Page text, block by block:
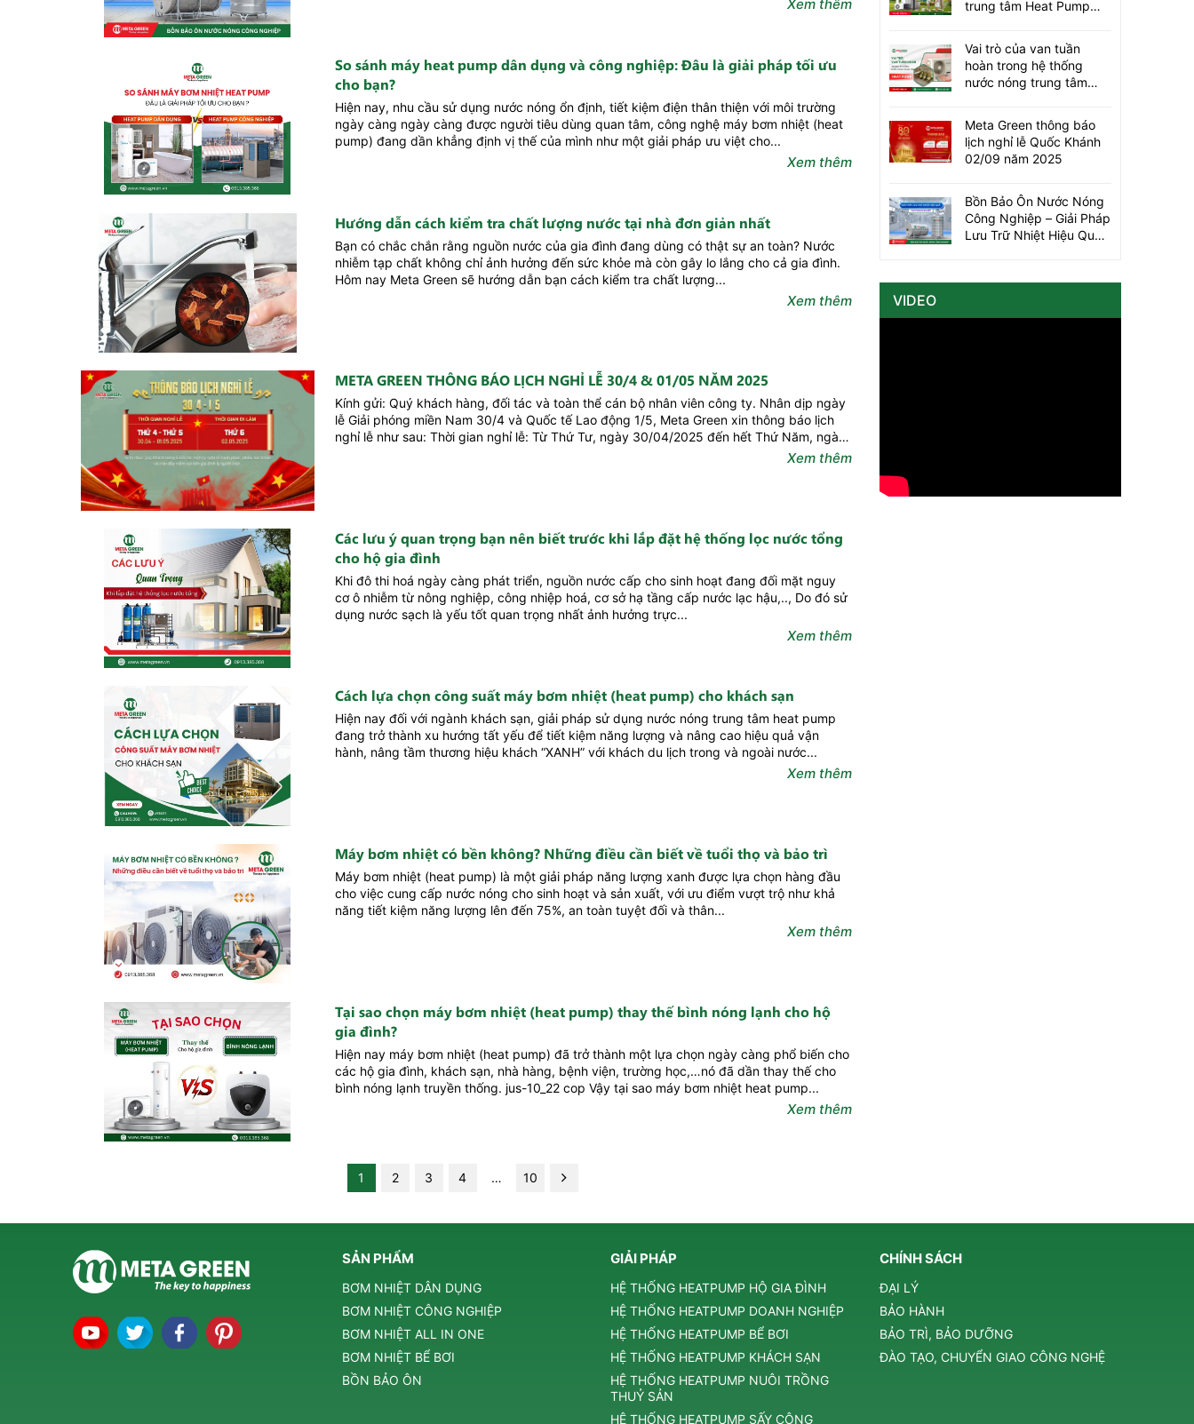
Xem thêm
So sánh máy heat pump dân dụng và công nghiệp: Đâu là giải pháp tối ưu
cho bạn?
Hiện nay, nhu cầu sử dụng nước nóng ổn định, tiết kiệm điện thân thiện với môi trường
ngày càng ngày càng được người tiêu dùng quan tâm, công nghệ máy bơm nhiệt (heat
pump) đang dần khẳng định vị thế của mình như một giải pháp ưu việt cho...
Xem thêm
Hướng dẫn cách kiểm tra chất lượng nước tại nhà đơn giản nhất
Bạn có chắc chắn rằng nguồn nước của gia đình đang dùng có thật sự an toàn? Nước
nhiễm tạp chất không chỉ ảnh hưởng đến sức khỏe mà còn gây lo lắng cho cả gia đình.
Hôm nay Meta Green sẽ hướng dẫn bạn cách kiểm tra chất lượng...
Xem thêm
META GREEN THÔNG BÁO LỊCH NGHỈ LỄ 30/4 & 01/05 NĂM 2025
Kính gửi: Quý khách hàng, đối tác và toàn thể cán bộ nhân viên công ty. Nhân dịp ngày
lễ Giải phóng miền Nam 30/4 và Quốc tế Lao động 1/5, Meta Green xin thông báo lịch
nghỉ lễ như sau: Thời gian nghỉ lễ: Từ Thứ Tư, ngày 30/04/2025 đến hết Thứ Năm, ngày
Xem thêm
Các lưu ý quan trọng bạn nên biết trước khi lắp đặt hệ thống lọc nước tổng
cho hộ gia đình
Khi đô thi hoá ngày càng phát triển, nguồn nước cấp cho sinh hoạt đang đối mặt nguy
cơ ô nhiễm từ nông nghiệp, công nhiệp hoá, cơ sở hạ tầng cấp nước lạc hậu,.., Do đó sử
dụng nước sạch là yếu tốt quan trọng nhất ảnh hưởng trực...
Xem thêm
Cách lựa chọn công suất máy bơm nhiệt (heat pump) cho khách sạn
Hiện nay đối với ngành khách sạn, giải pháp sử dụng nước nóng trung tâm heat pump
đang trở thành xu hướng tất yếu để tiết kiệm năng lượng và nâng cao hiệu quả vận
hành, nâng tầm thương hiệu khách “XANH” với khách du lịch trong và ngoài nước...
Xem thêm
Máy bơm nhiệt có bền không? Những điều cần biết về tuổi thọ và bảo trì
Máy bơm nhiệt (heat pump) là một giải pháp năng lượng xanh được lựa chọn hàng đầu
cho việc cung cấp nước nóng cho sinh hoạt và sản xuất, với ưu điểm vượt trộ như khả
năng tiết kiệm năng lượng lên đến 75%, an toàn tuyệt đối và thân...
Xem thêm
Tại sao chọn máy bơm nhiệt (heat pump) thay thế bình nóng lạnh cho hộ
gia đình?
Hiện nay máy bơm nhiệt (heat pump) đã trở thành một lựa chọn ngày càng phổ biến cho
các hộ gia đình, khách sạn, nhà hàng, bệnh viện, trường học,…nó đã dần thay thế cho
bình nóng lạnh truyền thống. jus-10_22 cop Vậy tại sao máy bơm nhiệt heat pump...
Xem thêm
1 2 3 4 … 10
trung tâm Heat Pump
Vai trò của van tuần
hoàn trong hệ thống
nước nóng trung tâm
Meta Green thông báo
lịch nghỉ lễ Quốc Khánh
02/09 năm 2025
Bồn Bảo Ôn Nước Nóng
Công Nghiệp – Giải Pháp
Lưu Trữ Nhiệt Hiệu Quả
VIDEO
SẢN PHẨM
BƠM NHIỆT DÂN DỤNG
BƠM NHIỆT CÔNG NGHIỆP
BƠM NHIỆT ALL IN ONE
BƠM NHIỆT BỂ BƠI
BỒN BẢO ÔN
GIẢI PHÁP
HỆ THỐNG HEATPUMP HỘ GIA ĐÌNH
HỆ THỐNG HEATPUMP DOANH NGHIỆP
HỆ THỐNG HEATPUMP BỂ BƠI
HỆ THỐNG HEATPUMP KHÁCH SẠN
HỆ THỐNG HEATPUMP NUÔI TRỒNG
THUỶ SẢN
HỆ THỐNG HEATPUMP SẤY CÔNG
CHÍNH SÁCH
ĐẠI LÝ
BẢO HÀNH
BẢO TRÌ, BẢO DƯỠNG
ĐÀO TẠO, CHUYỂN GIAO CÔNG NGHỆ